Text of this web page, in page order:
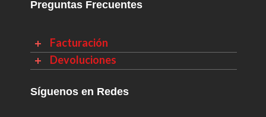
Preguntas Frecuentes
Facturación
Devoluciones
Síguenos en Redes